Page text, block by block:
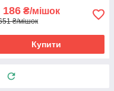
186 ₴/мішок
₴/мішок
Купити